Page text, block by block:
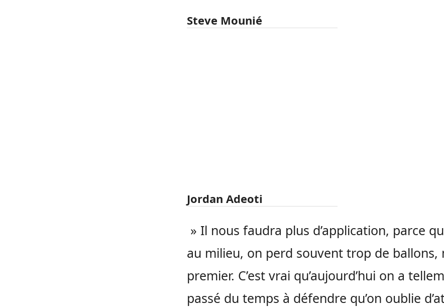
Steve Mounié
Jordan Adeoti
» Il nous faudra plus d’application, parce
au milieu, on perd souvent trop de ballons,
premier. C’est vrai qu’aujourd’hui on a
passé du temps à défendre qu’on oublie